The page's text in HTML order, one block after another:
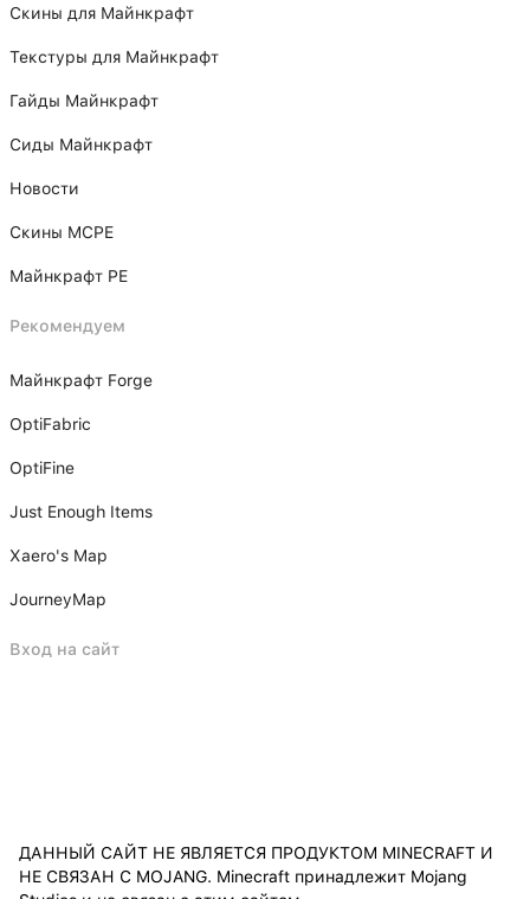
Скины для Майнкрафт
Текстуры для Майнкрафт
Гайды Майнкрафт
Сиды Майнкрафт
Новости
Скины MCPE
Майнкрафт PE
Рекомендуем
Майнкрафт Forge
OptiFabric
OptiFine
Just Enough Items
Xаero's Mаp
JourneyMap
Вход на сайт
ДАННЫЙ САЙТ НЕ ЯВЛЯЕТСЯ ПРОДУКТОМ MINECRAFT И
НЕ СВЯЗАН С MOJANG. Minecraft принадлежит Mojang